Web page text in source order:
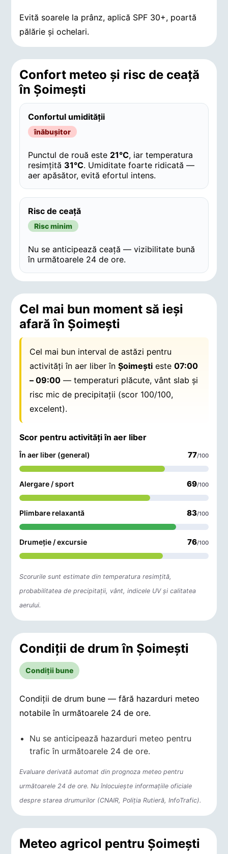
Evită soarele la prânz, aplică SPF 30+, poartă
pălărie și ochelari.
Confort meteo și risc de ceață
în Şoimeşti
Confortul umidității
înăbușitor
Punctul de rouă este 21°C, iar temperatura
resimțită 31°C. Umiditate foarte ridicată —
aer apăsător, evită efortul intens.
Risc de ceață
Risc minim
Nu se anticipează ceață — vizibilitate bună
în următoarele 24 de ore.
Cel mai bun moment să ieși
afară în Şoimeşti
Cel mai bun interval de astăzi pentru
activități în aer liber înŞoimeşti este07:00
– 09:00 — temperaturi plăcute, vânt slab și
risc mic de precipitații (scor 100/100,
excelent).
Scor pentru activități în aer liber
În aer liber (general) 77/100
Alergare / sport 69/100
Plimbare relaxantă 83/100
Drumeție / excursie 76/100
Scorurile sunt estimate din temperatura resimțită,
probabilitatea de precipitații, vânt, indicele UV și calitatea
aerului.
Condiții de drum în Şoimeşti
Condiții bune
Condiții de drum bune — fără hazarduri meteo
notabile în următoarele 24 de ore.
Nu se anticipează hazarduri meteo pentru
trafic în următoarele 24 de ore.
Evaluare derivată automat din prognoza meteo pentru
următoarele 24 de ore. Nu înlocuiește informațiile oficiale
despre starea drumurilor (CNAIR, Poliția Rutieră, InfoTrafic).
Meteo agricol pentru Şoimeşti